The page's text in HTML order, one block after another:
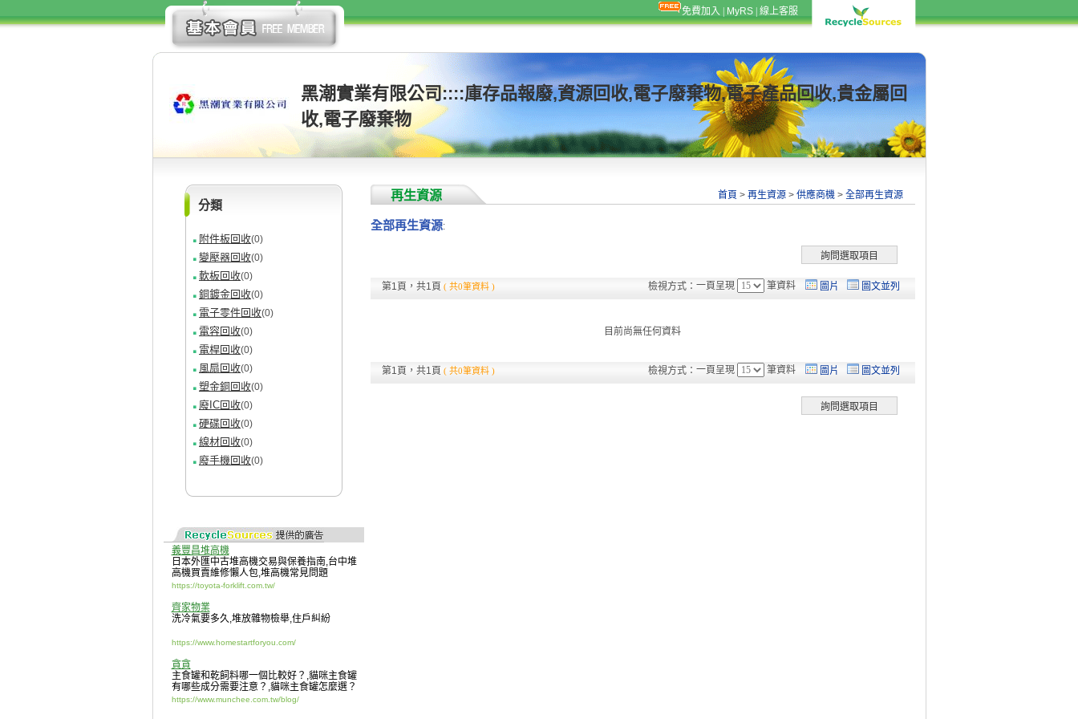
免費加入 MyRS| 線上客服
黑潮實業有限公司::::庫存品報廢,資源回收,電子廢棄物,電子產品回收,貴金屬回
收,電子廢棄物
分類
附件板回收(0)
變壓器回收(0)
軟板回收(0)
銅鍍金回收(0)
電子零件回收(0)
電容回收(0)
電桿回收(0)
風扇回收(0)
塑金銅回收(0)
廢IC回收(0)
硬碟回收(0)
線材回收(0)
廢手機回收(0)
義豐昌堆高機
日本外匯中古堆高機交易與保養指南,台中堆
高機買賣維修懶人包,堆高機常見問題
https://toyota-forklift.com.tw/
齊家物業
洗冷氣要多久,堆放雜物檢舉,住戶糾紛
https://www.homestartforyou.com/
貪貪
主食罐和乾飼料哪一個比較好？ ,貓咪主食罐
有哪些成分需要注意？ ,貓咪主食罐怎麼選？
https://www.munchee.com.tw/blog/
再生資源 首頁 > 再生資源> 供應商機> 全部再生資源
全部再生資源:
第1頁，共1頁 ( 共0筆資料 ) 檢視方式： 一頁呈現 筆資料 圖片 圖文並列
目前尚無任何資料
第1頁，共1頁 ( 共0筆資料 ) 檢視方式： 一頁呈現 筆資料 圖片 圖文並列